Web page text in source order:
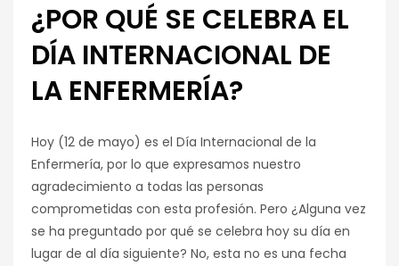
¿POR QUÉ SE CELEBRA EL
DÍA INTERNACIONAL DE
LA ENFERMERÍA?
Hoy (12 de mayo) es el Día Internacional de la
Enfermería, por lo que expresamos nuestro
agradecimiento a todas las personas
comprometidas con esta profesión. Pero ¿Alguna vez
se ha preguntado por qué se celebra hoy su día en
lugar de al día siguiente? No, esta no es una fecha